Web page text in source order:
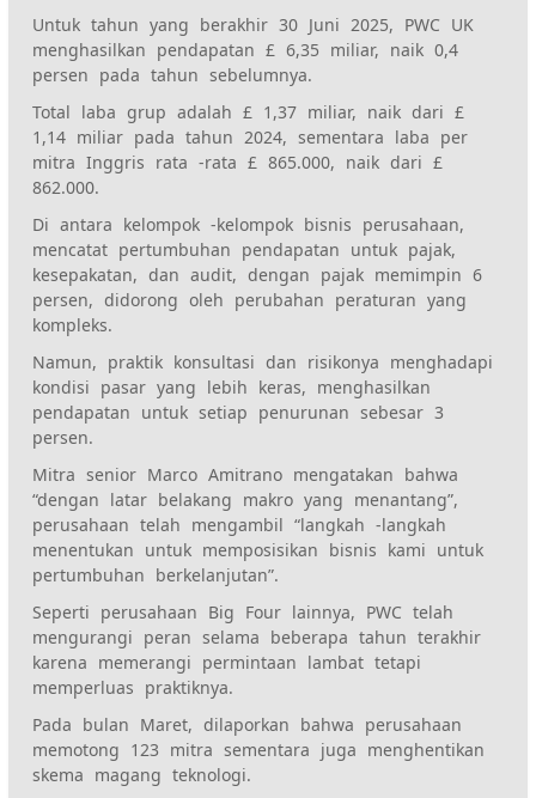
Untuk tahun yang berakhir 30 Juni 2025, PWC UK
menghasilkan pendapatan £ 6,35 miliar, naik 0,4
persen pada tahun sebelumnya.
Total laba grup adalah £ 1,37 miliar, naik dari £
1,14 miliar pada tahun 2024, sementara laba per
mitra Inggris rata -rata £ 865.000, naik dari £
862.000.
Di antara kelompok -kelompok bisnis perusahaan,
mencatat pertumbuhan pendapatan untuk pajak,
kesepakatan, dan audit, dengan pajak memimpin 6
persen, didorong oleh perubahan peraturan yang
kompleks.
Namun, praktik konsultasi dan risikonya menghadapi
kondisi pasar yang lebih keras, menghasilkan
pendapatan untuk setiap penurunan sebesar 3
persen.
Mitra senior Marco Amitrano mengatakan bahwa
“dengan latar belakang makro yang menantang”,
perusahaan telah mengambil “langkah -langkah
menentukan untuk memposisikan bisnis kami untuk
pertumbuhan berkelanjutan”.
Seperti perusahaan Big Four lainnya, PWC telah
mengurangi peran selama beberapa tahun terakhir
karena memerangi permintaan lambat tetapi
memperluas praktiknya.
Pada bulan Maret, dilaporkan bahwa perusahaan
memotong 123 mitra sementara juga menghentikan
skema magang teknologi.